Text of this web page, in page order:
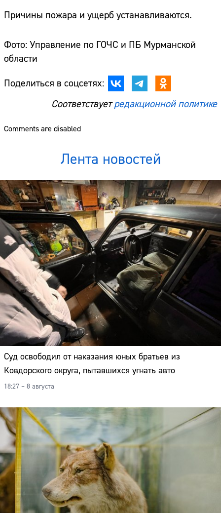
Причины пожара и ущерб устанавливаются.
Фото: Управление по ГОЧС и ПБ Мурманской
области
Поделиться в соцсетях:
Соответствуетредакционной политике
Comments are disabled
Лента новостей
Суд освободил от наказания юных братьев из
Ковдорского округа, пытавшихся угнать авто
18:27 – 8 августа